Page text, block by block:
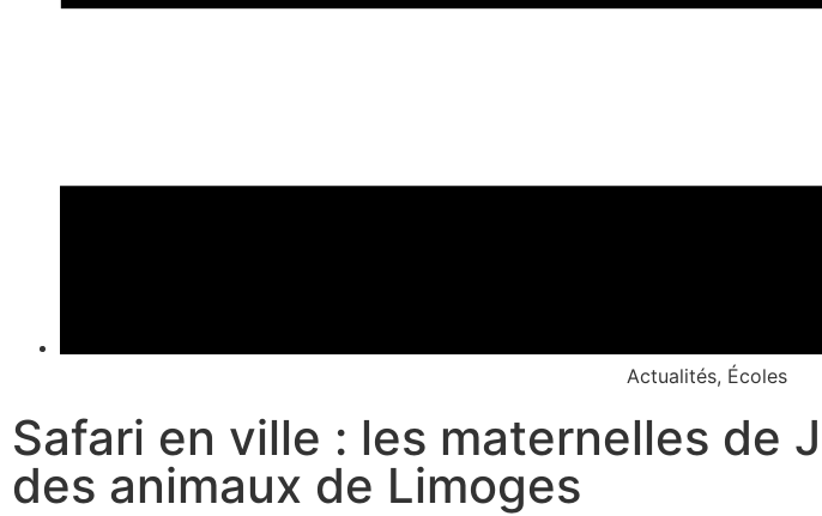
Actualités, Écoles
Safari en ville : les maternelles de
des animaux de Limoges